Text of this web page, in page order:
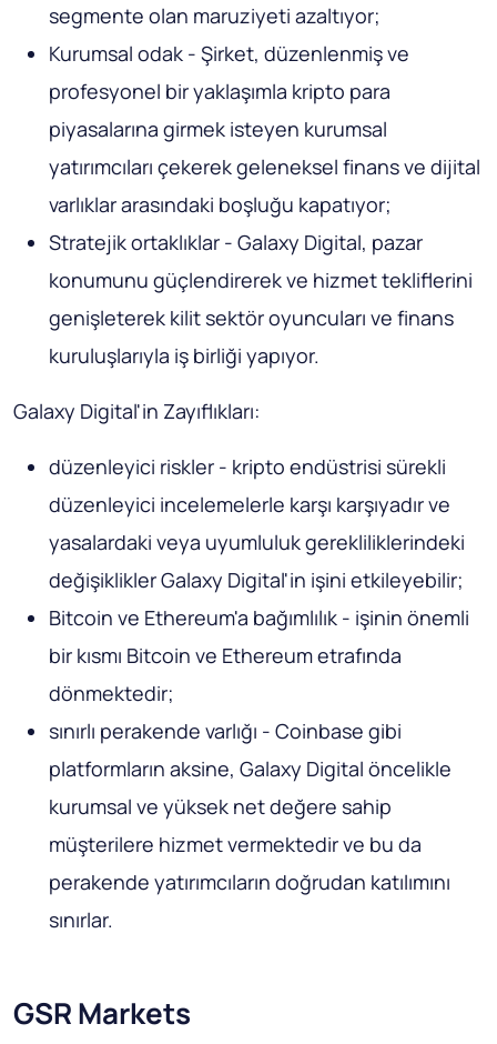
segmente olan maruziyeti azaltıyor;
Kurumsal odak - Şirket, düzenlenmiş ve
profesyonel bir yaklaşımla kripto para
piyasalarına girmek isteyen kurumsal
yatırımcıları çekerek geleneksel finans ve dijital
varlıklar arasındaki boşluğu kapatıyor;
Stratejik ortaklıklar - Galaxy Digital, pazar
konumunu güçlendirerek ve hizmet tekliflerini
genişleterek kilit sektör oyuncuları ve finans
kuruluşlarıyla iş birliği yapıyor.
Galaxy Digital'in Zayıflıkları:
düzenleyici riskler - kripto endüstrisi sürekli
düzenleyici incelemelerle karşı karşıyadır ve
yasalardaki veya uyumluluk gerekliliklerindeki
değişiklikler Galaxy Digital'in işini etkileyebilir;
Bitcoin ve Ethereum'a bağımlılık - işinin önemli
bir kısmı Bitcoin ve Ethereum etrafında
dönmektedir;
sınırlı perakende varlığı - Coinbase gibi
platformların aksine, Galaxy Digital öncelikle
kurumsal ve yüksek net değere sahip
müşterilere hizmet vermektedir ve bu da
perakende yatırımcıların doğrudan katılımını
sınırlar.
GSR Markets